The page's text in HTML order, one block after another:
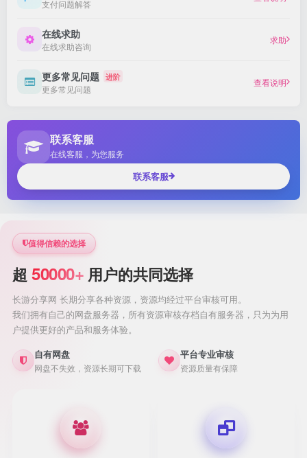
支付问题解答
在线求助
在线求助咨询
求助
更多常见问题 进阶
更多常见问题
查看说明
联系客服
在线客服，为您服务
联系客服
值得信赖的选择
超 50000+ 用户的共同选择
长游分享网 长期分享各种资源，资源均经过平台审核可用。
我们拥有自己的网盘服务器，所有资源审核存档自有服务器，只为为用
户提供更好的产品和服务体验。
自有网盘
网盘不失效，资源长期可下载
平台专业审核
资源质量有保障